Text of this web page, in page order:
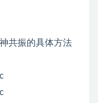
共振的具体方法